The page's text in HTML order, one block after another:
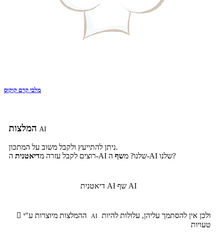
מלבי קרם קוקוס
AI
ניתן להתייעץ ולקבל משוב על המתכון.
רוצים לקבל עזרה מדיאטנית ה-AI שלנו? משף ה-AI שלנו?
דיאטנית AI שף AI
 AI
טעויות